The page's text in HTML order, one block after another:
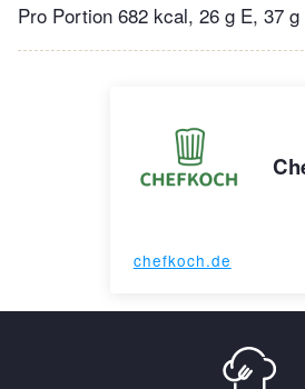
Pro Portion 682 kcal, 26 g E, 37 g
chefkoch.de